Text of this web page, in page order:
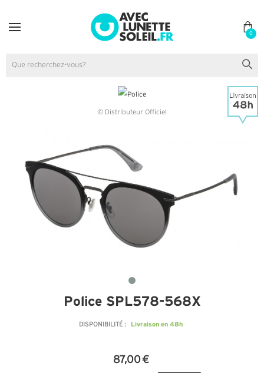
0
© Distributeur Officiel
Police SPL578-568X
DISPONIBILITÉ : Livraison en 48h
87,00 €